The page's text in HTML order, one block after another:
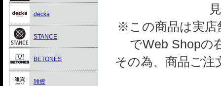
※この商品は実店
でWeb Shopの
その為、商品ご
decka
STANCE
BETONES
雑貨